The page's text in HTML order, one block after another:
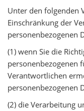
Unter den folgenden
Einschränkung der
personenbezogenen
(1) wenn Sie die
personenbezogenen
Verantwortlichen
personenbezogenen
(2) die Verarbeitung